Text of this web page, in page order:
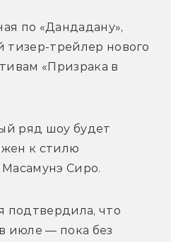
по «Дандадану»,
тизер-трейлер нового
«Призрака в
ряд шоу будет
к стилю
Масамунэ Сиро.
подтвердила, что
июле — пока без